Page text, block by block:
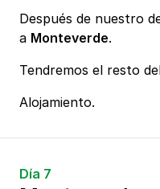
Después de nuestro
a Monteverde.
Tendremos el resto
Alojamiento.
Día 7